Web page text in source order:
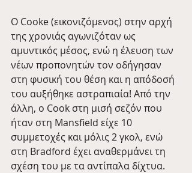
Ο Cooke (εικονιζόμενος) στην αρχή
της χρονιάς αγωνιζόταν ως
αμυντικός μέσος, ενώ η έλευση των
νέων προπονητών τον οδήγησαν
στη φυσική του θέση και η απόδοσή
του αυξήθηκε αστραπιαία! Από την
άλλη, ο Cook στη μισή σεζόν που
ήταν στη Mansfield είχε 10
συμμετοχές και μόλις 2 γκολ, ενώ
στη Bradford έχει αναθερμάνει τη
σχέση του με τα αντίπαλα δίχτυα.